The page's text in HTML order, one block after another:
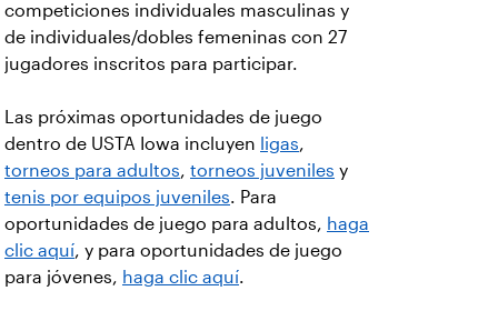
competiciones individuales masculinas y
de individuales/dobles femeninas con 27
jugadores inscritos para participar.
Las próximas oportunidades de juego
dentro de USTA Iowa incluyen ligas,
torneos para adultos, torneos juveniles y
tenis por equipos juveniles. Para
oportunidades de juego para adultos, haga
clic aquí, y para oportunidades de juego
para jóvenes, haga clic aquí.